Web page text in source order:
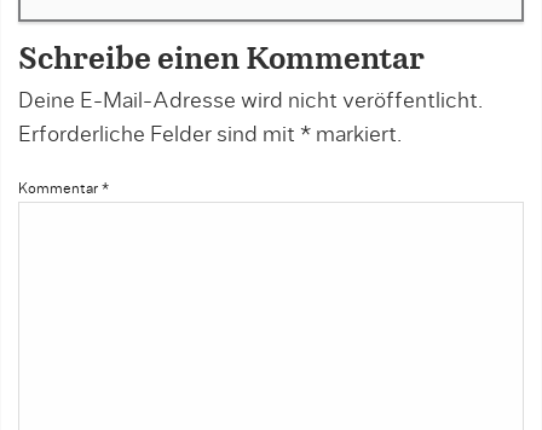
Schreibe einen Kommentar
Deine E-Mail-Adresse wird nicht veröffentlicht.
Erforderliche Felder sind mit * markiert.
Kommentar *